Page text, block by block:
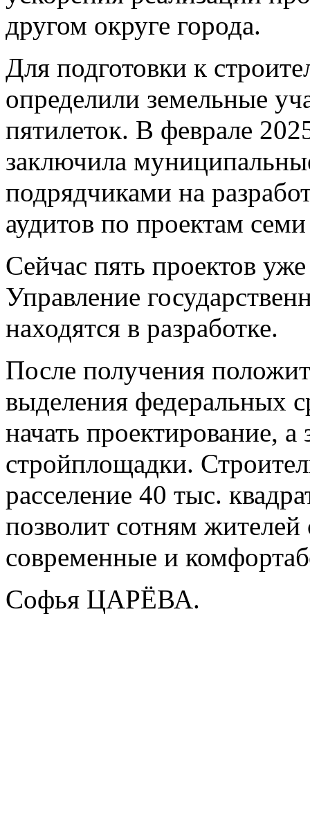
другом округе города.
Для подготовки к
определили земельные
пятилеток. В феврале
заключила
подрядчиками на
аудитов по проектам
Сейчас пять проектов
Управление
находятся в разработке.
После получения
выделения федеральных
начать проектирование, а
стройплощадки.
расселение 40 тыс.
позволит сотням
современные и
Софья ЦАРЁВА.